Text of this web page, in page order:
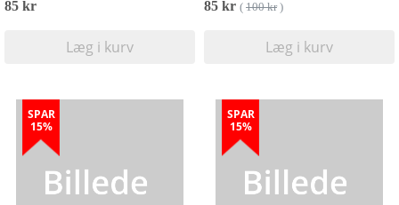
85 kr
Læg i kurv
85 kr ( 100 kr)
Læg i kurv
SPAR
15%
SPAR
15%